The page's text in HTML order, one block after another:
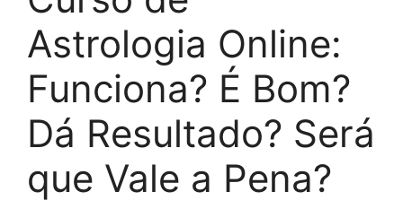
Astrologia Online:
Funciona? É Bom?
Dá Resultado? Será
que Vale a Pena?